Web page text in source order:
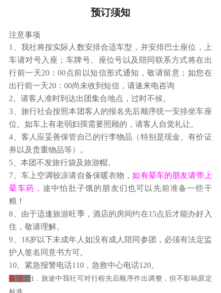
精工细琢、鬼斧神工的自然景观（如"双狮迎
客"、"海底龙宫"、"观音莲台"、"绵羊拜客"、"江南
秀色"、"凌云宝塔"、"八仙贺寿"、"瑶池仙境"）。
午餐自理后前往【千层峰景区】（游览时间约1.5
小时, 不含景区环保车15元/人），位于封开县渔
涝镇东南8公里的黄岗河畔，由重重叠叠的色彩斑
澜的砂页岩和局部钙质页岩构成，属砂岩峰林地
貌。这里群峰耸立，苍翠欲滴，主峰高233米，如
倚天长剑，直插云霄，奇伟险峻。山虽不高，但它
集奇、险、秀、幽于一身，被誉为"岭南奇观"。千
层峰是封开国家地质公园里最具代表性的地质奇观
之一。三亿八千万年前的泥盘纪，给千层峰留下了
和湖南湘西张家界一样的沙岩峰林地貌，所以它又
被称为"广东张家界"。它还是我国最古老的造山运
动——嘉理东造山运动所造成的山峰，是广东两个
嘉理东造山运动的标准地之一。后前往【天下第一
大斑石】（游览时间约1小时）大斑石一石成山，
完整无缝，它是一个半球状花岗岩体，高191.3
米，长1350米，宽695米，周长4100米，占地70
公顷，远远看去就像一座挺拔的山峦。这不仅是中
预订须知
注意事项
1、 我社将按实际人数安排合适车型，并安排巴士座位，上
车请对号入座；车牌号、座位号以及陪同联系方式将在出
行前一天20 ：00点前以短信形式通知，敬请留意；如您在
出行前一天20 ：00尚未收到短信，请速来电咨询
2 、请客人准时到达出团集合地点，过时不候。
3 、旅行社会按照本团客人的报名先后顺序统一安排坐车座
位。如车上有老弱妇孺需要照顾的，请客人自觉礼让。
4 、客人应妥善保管自己的行李物品（特别是现金、有价证
券以及贵重物品等）。
5 、本团不发旅行袋及旅游帽。
7 、车上空调较凉请自备保暖衣物，如有晕车的朋友请带上
晕车药，途中怕肚子饿的朋友们也可以先前准备一些干
粮！
8 、由于适逢旅游旺季，酒店的房间约在15点后才能办好入
住，敬请理解。
9
18岁以下未成年人如没有成人陪同参团，必须有法定监
护人签名同意书方可。
10 、紧急报警电话110 ，急救中心电话120。
备注： 1 ．旅途中我社可对行程先后顺序作出调整，但不影响原定